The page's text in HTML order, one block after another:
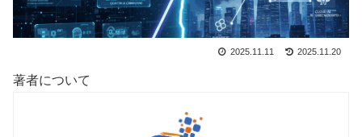
2025.11.11 2025.11.20
著者について